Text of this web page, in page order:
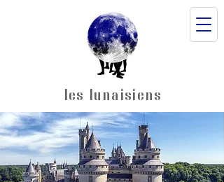
les lunaisiens